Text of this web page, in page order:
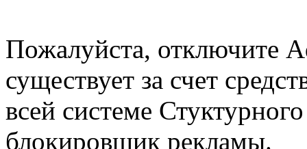
Пожалуйста, отключите
существует за счет
всей системе
блокировщик рекламы.